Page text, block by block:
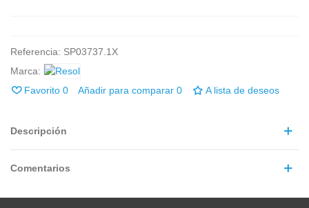
Referencia: SP03737.1X
Marca:
Favorito 0 Añadir para comparar 0 A lista de deseos
Descripción
Comentarios